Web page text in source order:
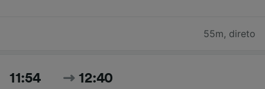
55m, direto
11:54 12:40